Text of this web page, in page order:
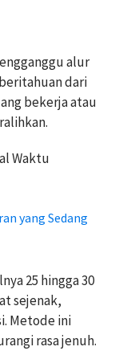
alur
dari
bekerja atau
Waktu
yang Sedang
25 hingga 30
sejenak,
Metode ini
rasa jenuh.